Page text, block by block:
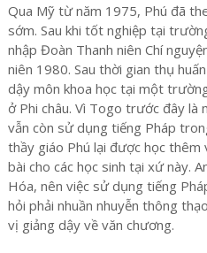
Qua Mỹ từ năm 1975, Phú đã
sớm. Sau khi tốt nghiệp tại
nhập Đoàn Thanh niên Chí
niên 1980. Sau thời gian thụ
dậy môn khoa học tại một
ở Phi châu. Vì Togo trước đây là
vẫn còn sử dụng tiếng Pháp
thầy giáo Phú lại được học thêm
bài cho các học sinh tại xứ này.
Hóa, nên việc sử dụng tiếng
hỏi phải nhuần nhuyễn thông
vị giảng dậy về văn chương.